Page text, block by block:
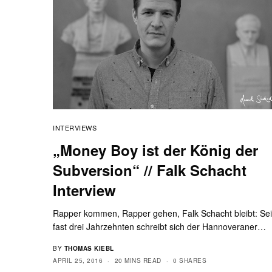
INTERVIEWS
„Money Boy ist der König der
Subversion“ // Falk Schacht
Interview
Rapper kommen, Rapper gehen, Falk Schacht bleibt:
fast drei Jahrzehnten schreibt sich der Hannoveraner…
BY THOMAS KIEBL
APRIL 25, 2016
20 MINS READ 0 SHARES